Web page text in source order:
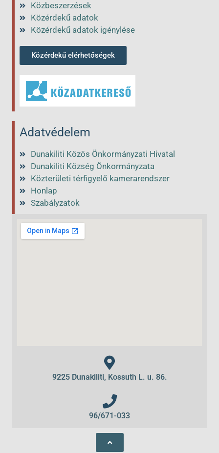
Közbeszerzések
Közérdekű adatok
Közérdekű adatok igénylése
Közérdekű elérhetőségek
Adatvédelem
Dunakiliti Közös Önkormányzati Hivatal
Dunakiliti Község Önkormányzata
Közterületi térfigyelő kamerarendszer
Honlap
Szabályzatok
9225 Dunakiliti, Kossuth L. u. 86.
96/671-033